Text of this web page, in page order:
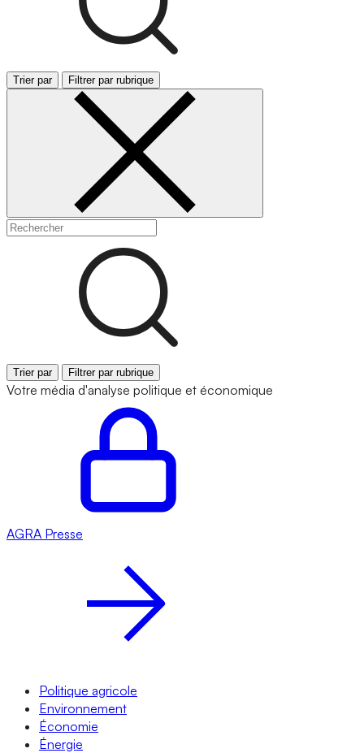
Trier par Filtrer par rubrique
Trier par Filtrer par rubrique
Votre média d'analyse politique et économique
AGRA Presse
Politique agricole
Environnement
Économie
Énergie